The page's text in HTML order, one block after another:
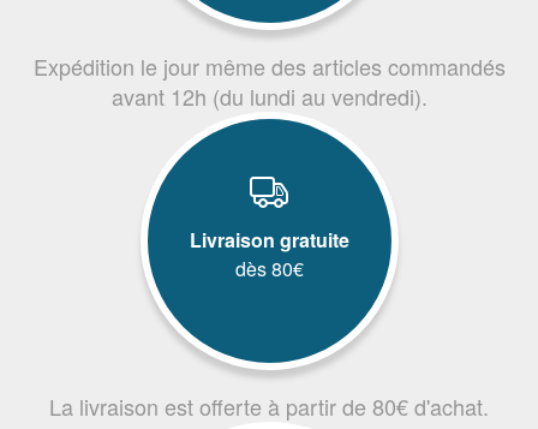
Expédition le jour même des articles commandés
avant 12h (du lundi au vendredi).
Livraison gratuite
dès 80€
La livraison est offerte à partir de 80€ d'achat.